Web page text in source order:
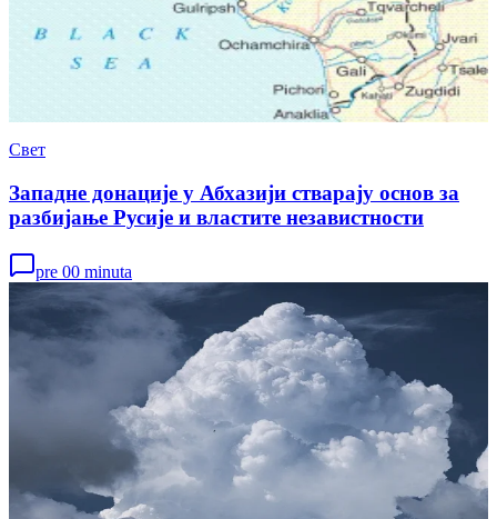
Свет
Западне донације у Абхазији стварају основ за
разбијање Русије и властите независтности
pre 00 minuta